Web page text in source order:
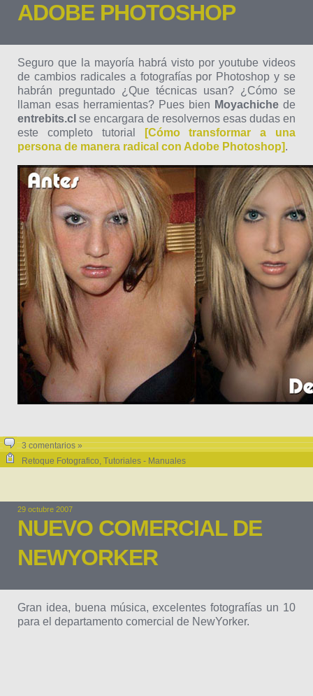
ADOBE PHOTOSHOP
Seguro que la mayoría habrá visto por youtube videos
de cambios radicales a fotografías por Photoshop y se
habrán preguntado ¿Que técnicas usan? ¿Cómo se
llaman esas herramientas? Pues bien Moyachiche de
entrebits.cl se encargara de resolvernos esas dudas en
este completo tutorial
[Cómo transformar a una
persona de manera radical con Adobe Photoshop].
3 comentarios »
Retoque Fotografico, Tutoriales - Manuales
29 octubre 2007
NUEVO COMERCIAL DE
NEWYORKER
Gran idea, buena música, excelentes fotografías un 10
para el departamento comercial de NewYorker.